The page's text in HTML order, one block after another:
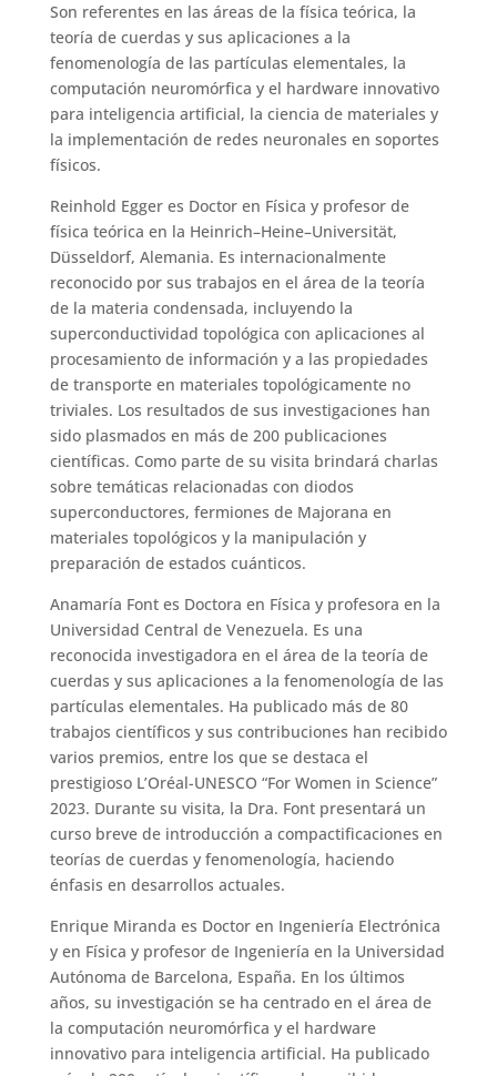
Son referentes en las áreas de la física teórica, la
teoría de cuerdas y sus aplicaciones a la
fenomenología de las partículas elementales, la
computación neuromórfica y el hardware innovativo
para inteligencia artificial, la ciencia de materiales y
la implementación de redes neuronales en soportes
físicos.
Reinhold Egger es Doctor en Física y profesor de
física teórica en la Heinrich–Heine–Universität,
Düsseldorf, Alemania. Es internacionalmente
reconocido por sus trabajos en el área de la teoría
de la materia condensada, incluyendo la
superconductividad topológica con aplicaciones al
procesamiento de información y a las propiedades
de transporte en materiales topológicamente no
triviales. Los resultados de sus investigaciones han
sido plasmados en más de 200 publicaciones
científicas. Como parte de su visita brindará charlas
sobre temáticas relacionadas con diodos
superconductores, fermiones de Majorana en
materiales topológicos y la manipulación y
preparación de estados cuánticos.
Anamaría Font es Doctora en Física y profesora en la
Universidad Central de Venezuela. Es una
reconocida investigadora en el área de la teoría de
cuerdas y sus aplicaciones a la fenomenología de las
partículas elementales. Ha publicado más de 80
trabajos científicos y sus contribuciones han recibido
varios premios, entre los que se destaca el
prestigioso L’Oréal-UNESCO “For Women in Science”
2023. Durante su visita, la Dra. Font presentará un
curso breve de introducción a compactificaciones en
teorías de cuerdas y fenomenología, haciendo
énfasis en desarrollos actuales.
Enrique Miranda es Doctor en Ingeniería Electrónica
y en Física y profesor de Ingeniería en la Universidad
Autónoma de Barcelona, España. En los últimos
años, su investigación se ha centrado en el área de
la computación neuromórfica y el hardware
innovativo para inteligencia artificial. Ha publicado